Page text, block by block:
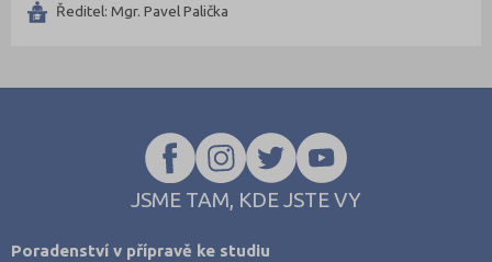
Ředitel: Mgr. Pavel Palička
JSME TAM, KDE JSTE VY
Poradenství v přípravě ke studiu